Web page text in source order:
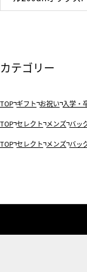
カテゴリー
TOP ギフト お祝い 入学・
TOP セレクト メンズ バッ
TOP セレクト メンズ バッ